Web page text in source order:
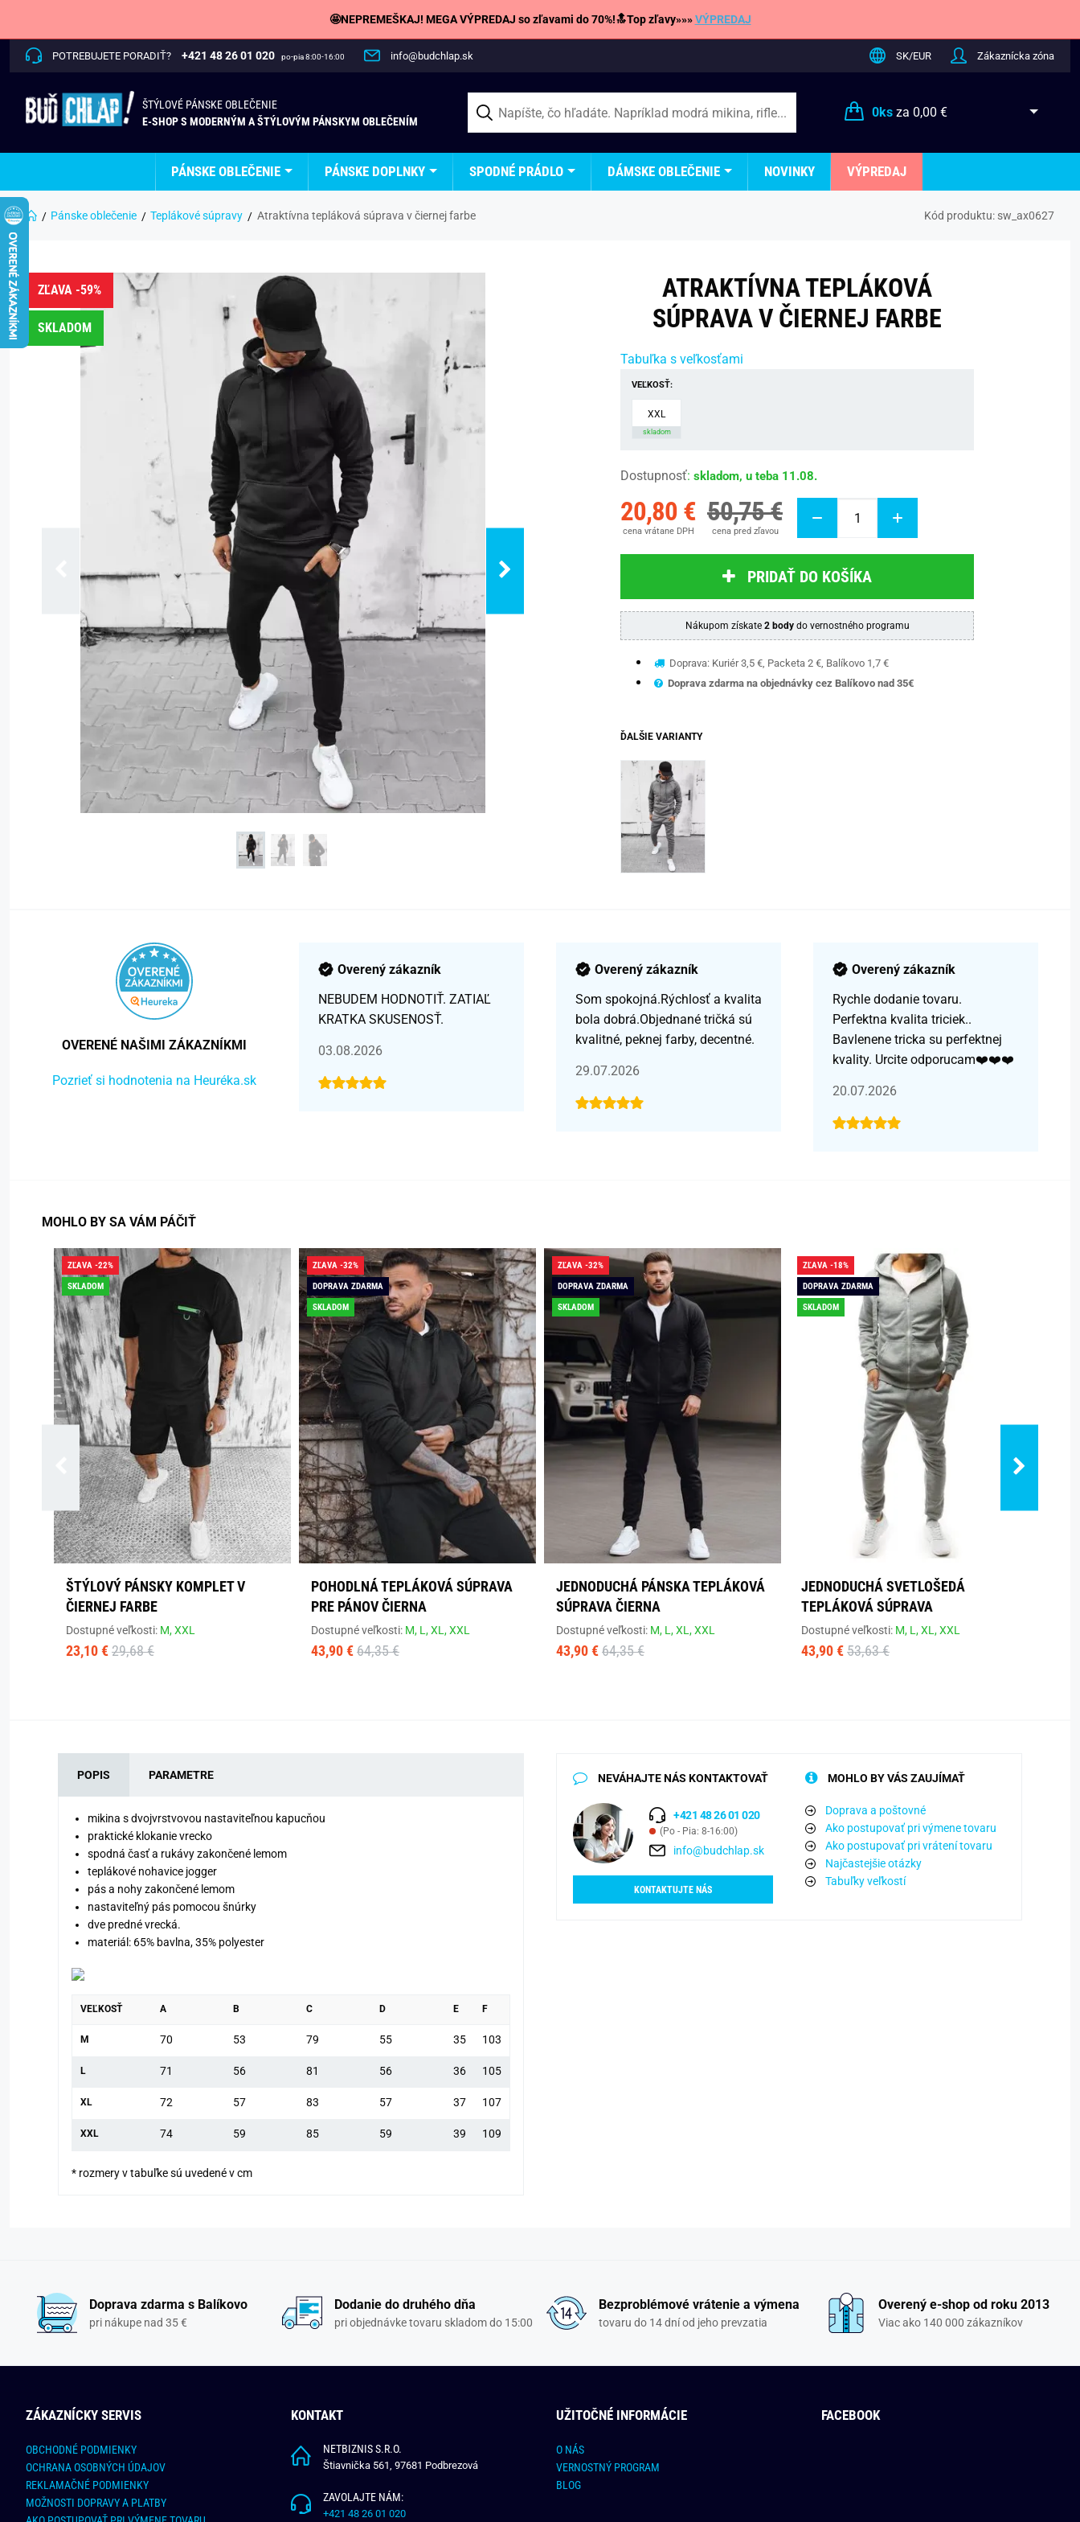
🤩NEPREMEŠKAJ! MEGA VÝPREDAJ so zľavami do 70%!🔝Top zľavy»»»VÝPREDAJ
POTREBUJETE PORADIŤ? +421 48 26 01 020 po-pia 8:00-16:00 info@budchlap.sk SK/EUR Zákaznícka zóna
ŠTÝLOVÉ PÁNSKE OBLEČENIE
E-SHOP S MODERNÝM A ŠTÝLOVÝM PÁNSKYM OBLEČENÍM
0ksza 0,00 €
PÁNSKE OBLEČENIE PÁNSKE DOPLNKY SPODNÉ PRÁDLO DÁMSKE OBLEČENIE NOVINKY VÝPREDAJ
Pánske oblečenie Teplákové súpravy Atraktívna tepláková súprava v čiernej farbe Kód produktu: sw_ax0627
ZĽAVA -59%
SKLADOM
ATRAKTÍVNA TEPLÁKOVÁ
SÚPRAVA V ČIERNEJ FARBE
Tabuľka s veľkosťami
VEĽKOSŤ:
XXL
skladom
Dostupnosť: skladom, u teba 11.08.
20,80 €
cena vrátane DPH
50,75 €
cena pred zľavou
PRIDAŤ DO KOŠÍKA
Nákupom získate 2 bodydo vernostného programu
Doprava: Kuriér 3,5 €, Packeta 2 €, Balíkovo 1,7 €
Doprava zdarma na objednávky cez Balíkovo nad 35€
ĎALŠIE VARIANTY
OVERENÉ NAŠIMI ZÁKAZNÍKMI
Pozrieť si hodnotenia na Heuréka.sk
Overený zákazník
NEBUDEM HODNOTIŤ. ZATIAĽ
KRATKA SKUSENOSŤ.
03.08.2026
Overený zákazník
Som spokojná.Rýchlosť a kvalita
bola dobrá.Objednané tričká sú
kvalitné, peknej farby, decentné.
29.07.2026
Overený zákazník
Rychle dodanie tovaru.
Perfektna kvalita triciek..
Bavlenene tricka su perfektnej
kvality. Urcite odporucam❤️❤️❤️
20.07.2026
MOHLO BY SA VÁM PÁČIŤ
ZĽAVA -22%
SKLADOM
ŠTÝLOVÝ PÁNSKY KOMPLET V
ČIERNEJ FARBE
Dostupné veľkosti: M,XXL
23,10 € 29,68 €
ZĽAVA -32%
DOPRAVA ZDARMA
SKLADOM
POHODLNÁ TEPLÁKOVÁ SÚPRAVA
PRE PÁNOV ČIERNA
Dostupné veľkosti: M, L,XL,XXL
43,90 € 64,35 €
ZĽAVA -32%
DOPRAVA ZDARMA
SKLADOM
JEDNODUCHÁ PÁNSKA TEPLÁKOVÁ
SÚPRAVA ČIERNA
Dostupné veľkosti: M, L,XL,XXL
43,90 € 64,35 €
ZĽAVA -18%
DOPRAVA ZDARMA
SKLADOM
JEDNODUCHÁ SVETLOŠEDÁ
TEPLÁKOVÁ SÚPRAVA
Dostupné veľkosti: M, L,XL,XXL
43,90 € 53,63 €
POPIS PARAMETRE
mikina s dvojvrstvovou nastaviteľnou kapucňou
praktické klokanie vrecko
spodná časť a rukávy zakončené lemom
teplákové nohavice jogger
pás a nohy zakončené lemom
nastaviteľný pás pomocou šnúrky
dve predné vrecká.
materiál: 65% bavlna, 35% polyester
VEĽKOSŤ A B C D E F
M 70 53 79 55 35 103
L 71 56 81 56 36 105
XL 72 57 83 57 37 107
XXL 74 59 85 59 39 109
* rozmery v tabuľke sú uvedené v cm
NEVÁHAJTE NÁS KONTAKTOVAŤ
+421 48 26 01 020
(Po - Pia: 8-16:00)
info@budchlap.sk
KONTAKTUJTE NÁS
MOHLO BY VÁS ZAUJÍMAŤ
Doprava a poštovné
Ako postupovať pri výmene tovaru
Ako postupovať pri vrátení tovaru
Najčastejšie otázky
Tabuľky veľkostí
Doprava zdarma s Balíkovo
pri nákupe nad 35 €
Dodanie do druhého dňa
pri objednávke tovaru skladom do 15:00
Bezproblémové vrátenie a výmena
tovaru do 14 dní od jeho prevzatia
Overený e-shop od roku 2013
Viac ako 140 000 zákazníkov
ZÁKAZNÍCKY SERVIS
OBCHODNÉ PODMIENKY
OCHRANA OSOBNÝCH ÚDAJOV
REKLAMAČNÉ PODMIENKY
MOŽNOSTI DOPRAVY A PLATBY
KONTAKT
NETBIZNIS S.R.O.
Štiavnička 561, 97681 Podbrezová
ZAVOLAJTE NÁM:
+421 48 26 01 020
UŽITOČNÉ INFORMÁCIE
O NÁS
VERNOSTNÝ PROGRAM
BLOG
FACEBOOK